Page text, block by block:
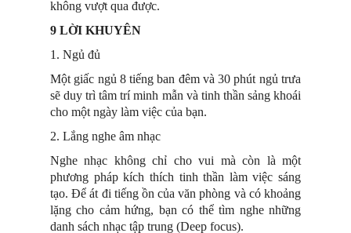
không vượt qua được.
9 LỜI KHUYÊN
1. Ngủ đủ
Một giấc ngủ 8 tiếng ban đêm và 30 phút ngủ trưa
sẽ duy trì tâm trí minh mẫn và tinh thần sảng khoái
cho một ngày làm việc của bạn.
2. Lắng nghe âm nhạc
Nghe nhạc không chỉ cho vui mà còn là một
phương pháp kích thích tinh thần làm việc sáng
tạo. Để át đi tiếng ồn của văn phòng và có khoảng
lặng cho cảm hứng, bạn có thể tìm nghe những
danh sách nhạc tập trung (Deep focus).